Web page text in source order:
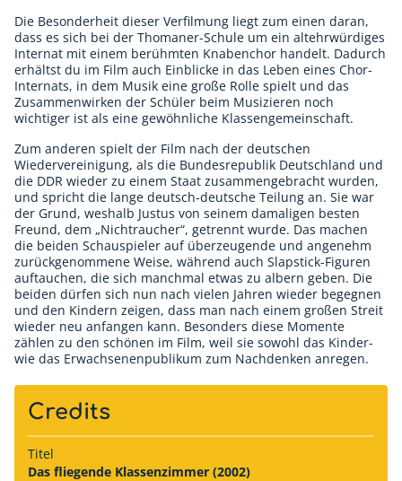
Die Besonderheit dieser Verfilmung liegt zum einen daran,
dass es sich bei der Thomaner-Schule um ein altehrwürdiges
Internat mit einem berühmten Knabenchor handelt. Dadurch
erhältst du im Film auch Einblicke in das Leben eines Chor-
Internats, in dem Musik eine große Rolle spielt und das
Zusammenwirken der Schüler beim Musizieren noch
wichtiger ist als eine gewöhnliche Klassengemeinschaft.
Zum anderen spielt der Film nach der deutschen
Wiedervereinigung, als die Bundesrepublik Deutschland und
die DDR wieder zu einem Staat zusammengebracht wurden,
und spricht die lange deutsch-deutsche Teilung an. Sie war
der Grund, weshalb Justus von seinem damaligen besten
Freund, dem „Nichtraucher“, getrennt wurde. Das machen
die beiden Schauspieler auf überzeugende und angenehm
zurückgenommene Weise, während auch Slapstick-Figuren
auftauchen, die sich manchmal etwas zu albern geben. Die
beiden dürfen sich nun nach vielen Jahren wieder begegnen
und den Kindern zeigen, dass man nach einem großen Streit
wieder neu anfangen kann. Besonders diese Momente
zählen zu den schönen im Film, weil sie sowohl das Kinder-
wie das Erwachsenenpublikum zum Nachdenken anregen.
Credits
Titel
Das fliegende Klassenzimmer (2002)